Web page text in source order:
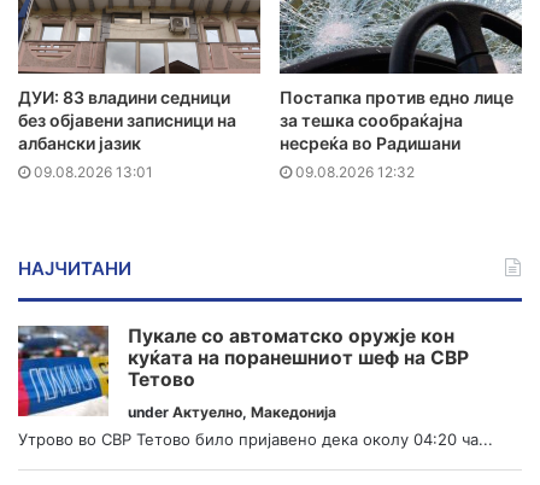
ДУИ: 83 владини седници
без објавени записници на
албански јазик
09.08.2026 13:01
Постапка против едно лице
за тешка сообраќајна
несреќа во Радишани
09.08.2026 12:32
НАЈЧИТАНИ
Пукале со автоматско оружје кон
куќата на поранешниот шеф на СВР
Тетово
under Актуелно, Македонија
Утрово во СВР Тетово било пријавено дека околу 04:20 ча...